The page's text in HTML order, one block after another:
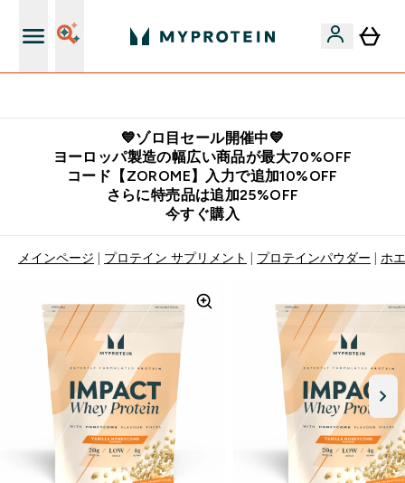
💙ゾロ目セール開催中💙
ヨーロッパ製造の幅広い商品が最大70%OFF
コード【ZOROME】入力で追加10%OFF
さらに特売品は追加25%OFF
今すぐ購入
メインページ プロテイン サプリメント プロテインパウダー ホ